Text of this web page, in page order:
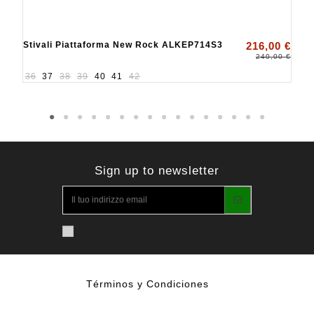
Stivali Piattaforma New Rock ALKEP714S3 216,00 €
240,00 €
36 37 38 39 40 41 42
Sign up to newsletter
Términos y Condiciones